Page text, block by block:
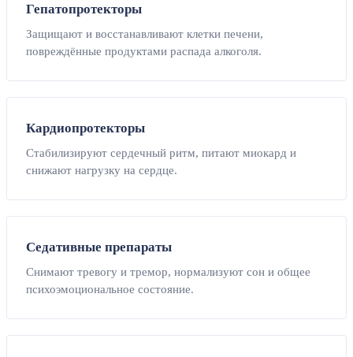
Гепатопротекторы
Защищают и восстанавливают клетки печени,
повреждённые продуктами распада алкоголя.
Кардиопротекторы
Стабилизируют сердечный ритм, питают миокард и
снижают нагрузку на сердце.
Седативные препараты
Снимают тревогу и тремор, нормализуют сон и общее
психоэмоциональное состояние.